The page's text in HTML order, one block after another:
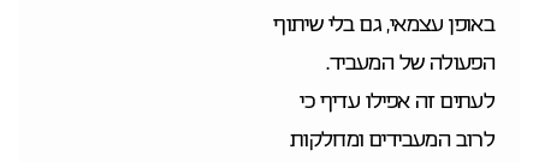
באופן עצמאי, גם בלי שיתוף
הפעולה של המעביד.
לעתים זה אפילו עדיף כי
לרוב המעבידים ומחלקות